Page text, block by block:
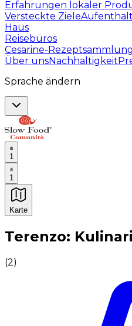
Erfahrungen lokaler
Versteckte Ziele
Haus
Reisebüros
Cesarine-Rezeptsammlung
Über unsNachhaltigkeit
Sprache ändern
1
1
Karte
Unvergessliche
Terenzo:
(2)